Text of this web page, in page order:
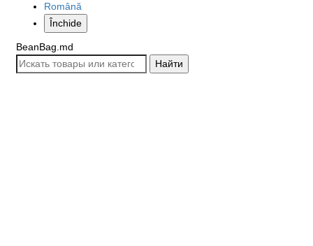
Română
Închide
BeanBag.md
Найти